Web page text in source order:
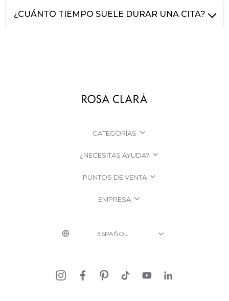
¿CUÁNTO TIEMPO SUELE DURAR UNA CITA?
CATEGORÍAS
¿NECESITAS AYUDA?
PUNTOS DE VENTA
EMPRESA